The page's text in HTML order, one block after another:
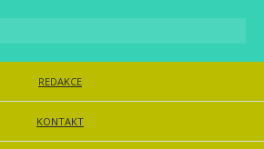
REDAKCE
KONTAKT